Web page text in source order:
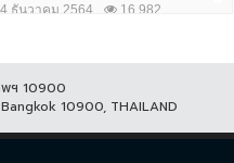
4 ธันวาคม 2564 16,982
พฯ 10900
10900, THAILAND